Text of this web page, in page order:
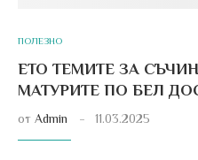
ПОЛЕЗНО
ЕТО ТЕМИТЕ ЗА
МАТУРИТЕ ПО БЕЛ
от Admin 11.03.2025